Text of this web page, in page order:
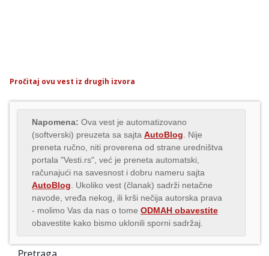
Pročitaj ovu vest iz drugih izvora
Napomena: Ova vest je automatizovano
(softverski) preuzeta sa sajta AutoBlog . Nije
preneta ručno, niti proverena od strane uredništva
portala "Vesti.rs", već je preneta automatski,
računajući na savesnost i dobru nameru sajta
AutoBlog . Ukoliko vest (članak) sadrži netačne
navode, vređa nekog, ili krši nečija autorska prava
- molimo Vas da nas o tome ODMAH obavestite
obavestite kako bismo uklonili sporni sadržaj.